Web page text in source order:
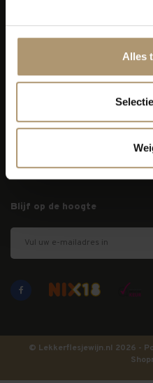
Alles
2431 AE Noorden
Lekkerflesjewijn
Blijf op de hoogte
© Lekkerflesjewijn.nl 2026 -